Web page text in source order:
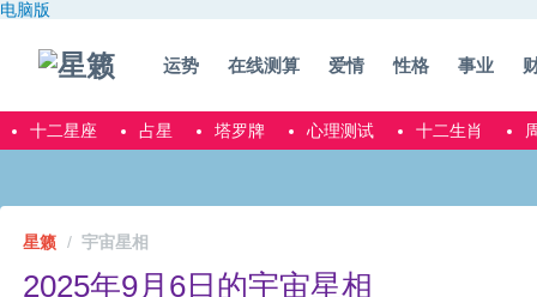
电脑版
运势 在线测算 爱情 性格 事业
十二星座 占星 塔罗牌 心理测试 十二生肖
星籁 宇宙星相
2025年9月6日的宇宙星相